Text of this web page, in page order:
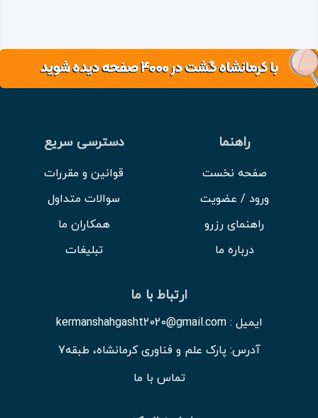
راهنما
صفحه نخست
ورود / عضویت
راهنمای رزرو
درباره ما
دسترسی سریع
قوانین و مقررات
سوالات متداول
همکاران ما
تبلیغات
ارتباط با ما
ایمیل : kermanshahgasht2020@gmail.com
آدرس: پارک علم و فناوری کرمانشاه، طبقه7
تماس با ما